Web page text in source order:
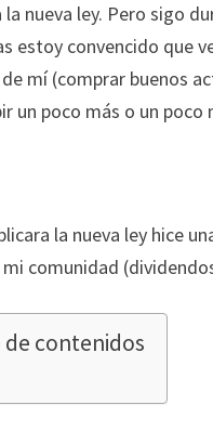
nueva ley. Pero sigo
estoy convencido que
mí (comprar buenos
un poco más o un poco
la nueva ley hice
comunidad
de contenidos